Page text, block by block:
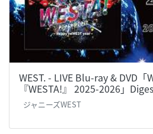
WEST. - LIVE Blu-ray & DVD「
『WESTA!』 2025-2026」
ジャニーズWEST